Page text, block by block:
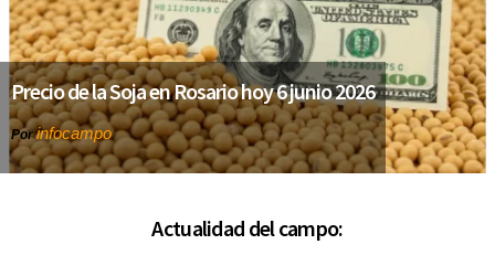
Precio de la Soja en Rosario hoy 6 junio 2026
Porinfocampo
Actualidad del campo: